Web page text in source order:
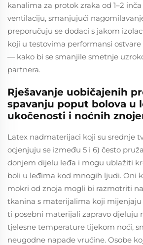
kanalima za protok zraka od 1–2
ventilaciju, smanjujući
preporučuju se dodaci s jakom
koji u testovima performansi
— kako bi se smanjile smetnje
partnera.
Rješavanje uobičajenih
spavanju poput bolova u
ukočenosti i noćnih
Latex nadmaterijaci koji su srednje
ocjenjuju se između 5 i 6) često
donjem dijelu leđa i mogu ublažiti
boli u leđima kod mnogih ljudi. Oni
mokri od znoja mogli bi razmotriti
tkanina s materijalima koji mijenjaju
ti posebni materijali zapravo djeluju
tjelesne temperature tijekom noći,
neugodne napade vrućine. Osobe